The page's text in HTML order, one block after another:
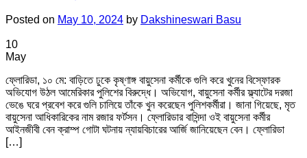
Posted on May 10, 2024 by Dakshineswari Basu
10
May
ফ্লোরিডা, ১০ মে: বাড়িতে ঢুকে কৃষ্ণাঙ্গ বায়ুসেনা কর্মীকে গুলি করে খুনের বিস্ফোরক
অভিযোগ উঠল আমেরিকার পুলিশের বিরুদ্ধে। অভিযোগ, বায়ুসেনা কর্মীর ফ্ল্যাটের দরজা
ভেঙে ঘরে প্রবেশ করে গুলি চালিয়ে তাঁকে খুন করেছেন পুলিশকর্মীরা। জানা গিয়েছে, মৃত
বায়ুসেনা আধিকারিকের নাম রজার ফর্টসন। ফ্লোরিডার বাসিন্দা ওই বায়ুসেনা কর্মীর
আইনজীবী বেন ক্রাম্প গোটা ঘটনায় ন্যায়বিচারের আর্জি জানিয়েছেন বেন। ফ্লোরিডা
[…]